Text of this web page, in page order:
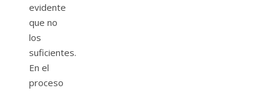
evidente
que no
los
suficientes.
En el
proceso